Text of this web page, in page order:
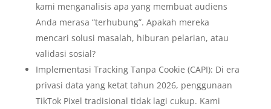
kami menganalisis apa yang membuat audiens
Anda merasa “terhubung”. Apakah mereka
mencari solusi masalah, hiburan pelarian, atau
validasi sosial?
Implementasi Tracking Tanpa Cookie (CAPI): Di era
privasi data yang ketat tahun 2026, penggunaan
TikTok Pixel tradisional tidak lagi cukup. Kami